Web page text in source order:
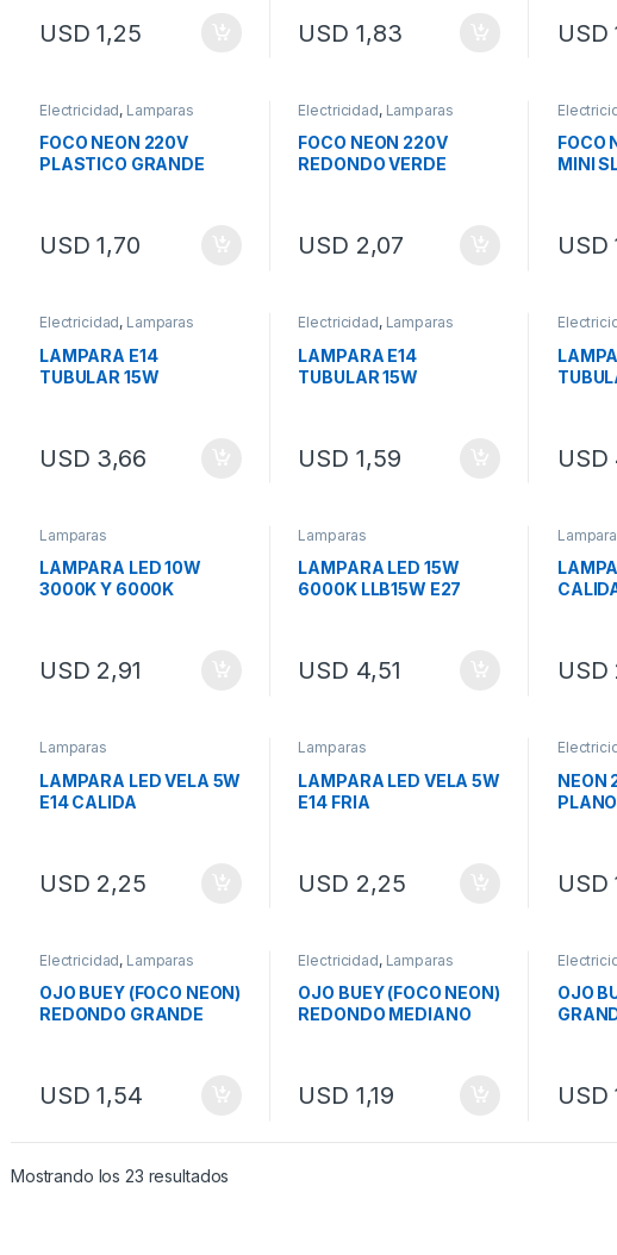
USD 1,25 USD 1,83 USD
Electricidad, Lamparas
FOCO NEON 220V
PLASTICO GRANDE
USD 1,70
Electricidad, Lamparas
FOCO NEON 220V
REDONDO VERDE
USD 2,07
FOCO
MINI
USD
Electricidad, Lamparas
LAMPARA E14
TUBULAR 15W
USD 3,66
Electricidad, Lamparas
LAMPARA E14
TUBULAR 15W
USD 1,59 USD
Lamparas
LAMPARA LED 10W
3000K Y 6000K
USD 2,91
Lamparas
LAMPARA LED 15W
6000K LLB15W E27
USD 4,51 USD
Lamparas
LAMPARA LED VELA 5W
E14 CALIDA
USD 2,25
Lamparas
LAMPARA LED VELA 5W
E14 FRIA
USD 2,25
NEON
USD
Electricidad, Lamparas
OJO BUEY (FOCO NEON)
REDONDO GRANDE
USD 1,54
Electricidad, Lamparas
OJO BUEY (FOCO NEON)
REDONDO MEDIANO
USD 1,19
OJO
USD
Mostrando los 23 resultados